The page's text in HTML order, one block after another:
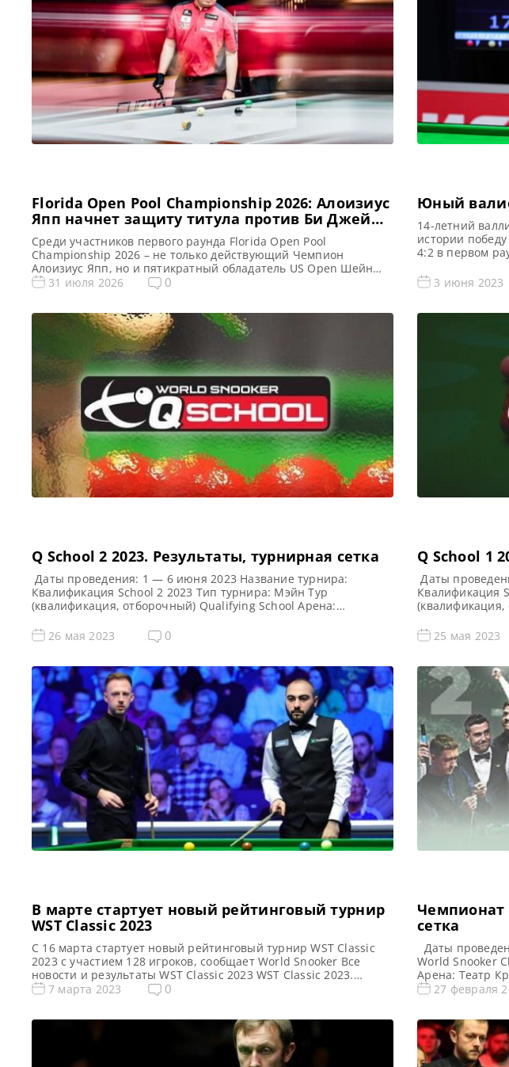
Florida Open Pool Championship 2026: Алоизиус
Япп начнет защиту титула против Би Джей
Ассери
Среди участников первого раунда Florida Open Pool
Championship 2026 – не только действующий Чемпион
Алоизиус Япп, но и пятикратный обладатель US Open Шейн
Ван Боунинг, а также действующий Чемпион мира Карло
Чемпион Алоизиус Япп, стремительно набирающий обороты
Шейн Ван Боунинг и […]
31 июля 2026 0
Юный
14-летний
истории
4:2 в первом
Результаты,
снукерном
3 июня 2023
Q School 2 2023. Результаты, турнирная сетка
Даты проведения: 1 — 6 июня 2023 Название турнира:
Квалификация School 2 2023 Тип турнира: Мэйн Тур
(квалификация, отборочный) Qualifying School Арена:
город, страна): Лестер, Англия, Великобритания Победитель
предыдущего турнира: — Все новости и результаты Q School
[…]
26 мая 2023 0
Q School 1
Даты
Квалификация
город, страна):
предыдущего
[…]
25 мая 2023
В марте стартует новый рейтинговый турнир
WST Classic 2023
С 16 марта стартует новый рейтинговый турнир WST Classic
2023 с участием 128 игроков, сообщает World Snooker Все
новости и результаты WST Classic 2023 WST Classic 2023.
Результаты, турнирная сетка Голосования и опросы WST
рейтинговый турнир WST Classic 2023. […]
7 марта 2023 0
Чемпионат
сетка
Даты
World Snooker
Арена: Театр
город, страна):
Мира 2023
Расписание
27 февраля